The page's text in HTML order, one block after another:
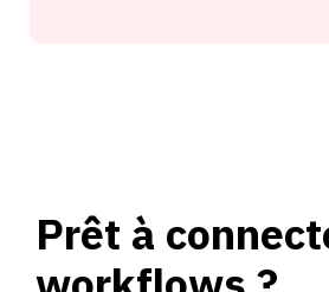
Prêt à